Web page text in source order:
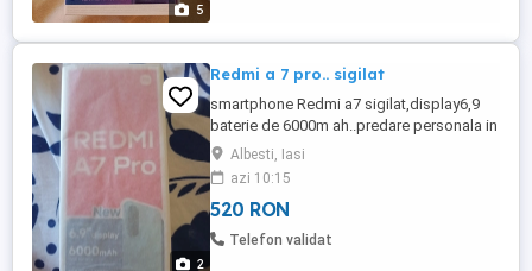
5
2
Redmi a 7 pro.. sigilat
smartphone Redmi a7 sigilat,display6,9
baterie de 6000m ah..predare personala in
Iași,.Albesti, Iasi
azi 10:15
520 RON
Telefon validat